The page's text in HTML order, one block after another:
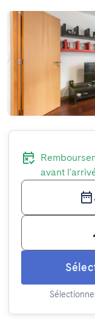
avant